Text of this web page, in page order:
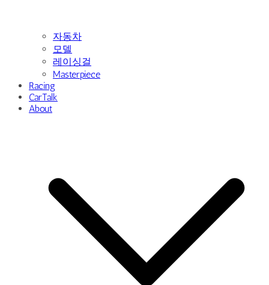
자동차
모델
레이싱걸
Masterpiece
Racing
CarTalk
About